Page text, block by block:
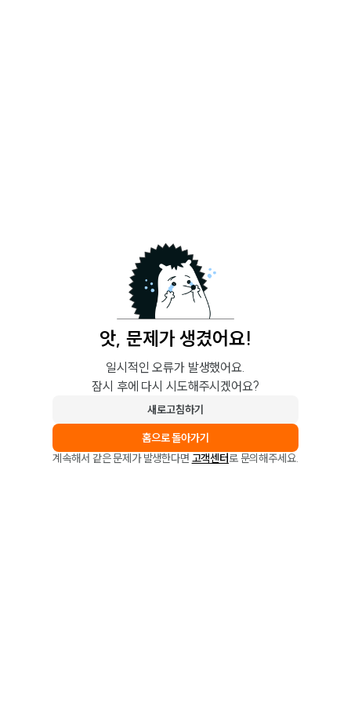
앗, 문제가 생겼어요!
일시적인 오류가 발생했어요.
잠시 후에 다시 시도해주시겠어요?
새로고침하기
홈으로 돌아가기
계속해서 같은 문제가 발생한다면 고객센터로 문의해주세요.